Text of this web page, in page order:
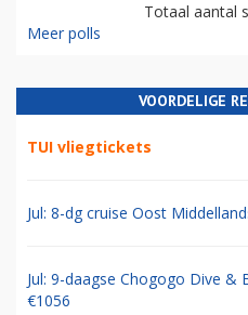
Totaal aantal
Meer polls
VOORDELIGE
TUI vliegtickets
Jul: 8-dg cruise Oost
Jul: 9-daagse Chogogo Dive &
€1056